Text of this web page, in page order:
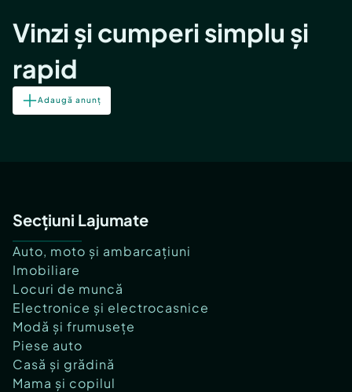
Vinzi și cumperi simplu și
rapid
Adaugă anunț
Secțiuni Lajumate
Auto, moto și ambarcațiuni
Imobiliare
Locuri de muncă
Electronice și electrocasnice
Modă și frumusețe
Piese auto
Casă și grădină
Mama și copilul